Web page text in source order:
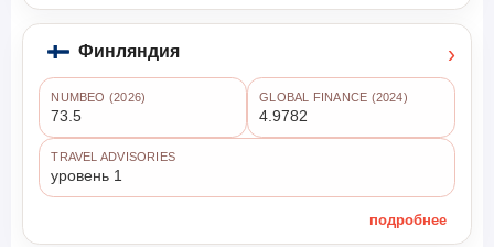
Финляндия ›
NUMBEO (2026)
73.5
GLOBAL FINANCE (2024)
4.9782
TRAVEL ADVISORIES
уровень 1
подробнее